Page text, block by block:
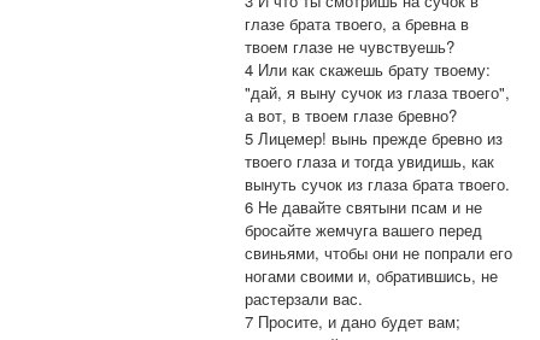
глазе брата твоего, а бревна в
твоем глазе не чувствуешь?
4 Или как скажешь брату твоему:
"дай, я выну сучок из глаза твоего",
а вот, в твоем глазе бревно?
5 Лицемер! вынь прежде бревно из
твоего глаза и тогда увидишь, как
вынуть сучок из глаза брата твоего.
6 Не давайте святыни псам и не
бросайте жемчуга вашего перед
свиньями, чтобы они не попрали его
ногами своими и, обратившись, не
растерзали вас.
7 Просите, и дано будет вам;